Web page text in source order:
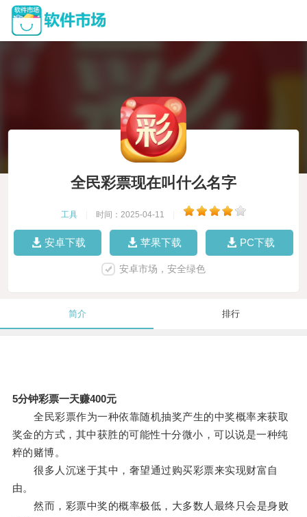
全民彩票现在叫什么名字
工具 时间：2025-04-11
安卓下载 苹果下载 PC下载
安卓市场，安全绿色
简介 排行
5分钟彩票一天赚400元
全民彩票作为一种依靠随机抽奖产生的中奖概率来获取
奖金的方式，其中获胜的可能性十分微小，可以说是一种纯
粹的赌博。
很多人沉迷于其中，奢望通过购买彩票来实现财富自
由。
然而，彩票中奖的概率极低，大多数人最终只会是身败